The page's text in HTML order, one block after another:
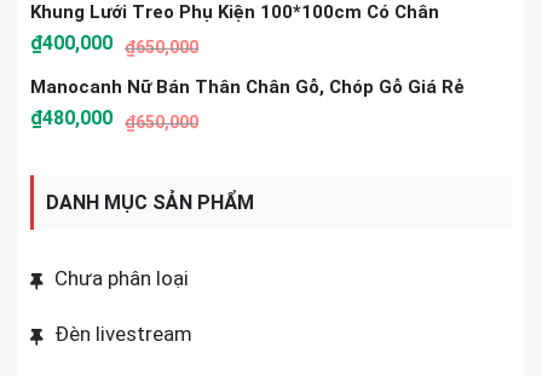
Khung Lưới Treo Phụ Kiện 100*100cm Có Chân
₫650,000
₫400,000
Manocanh Nữ Bán Thân Chân Gỗ, Chóp Gỗ Giá Rẻ
₫650,000
₫480,000
DANH MỤC SẢN PHẨM
Chưa phân loại
Đèn livestream